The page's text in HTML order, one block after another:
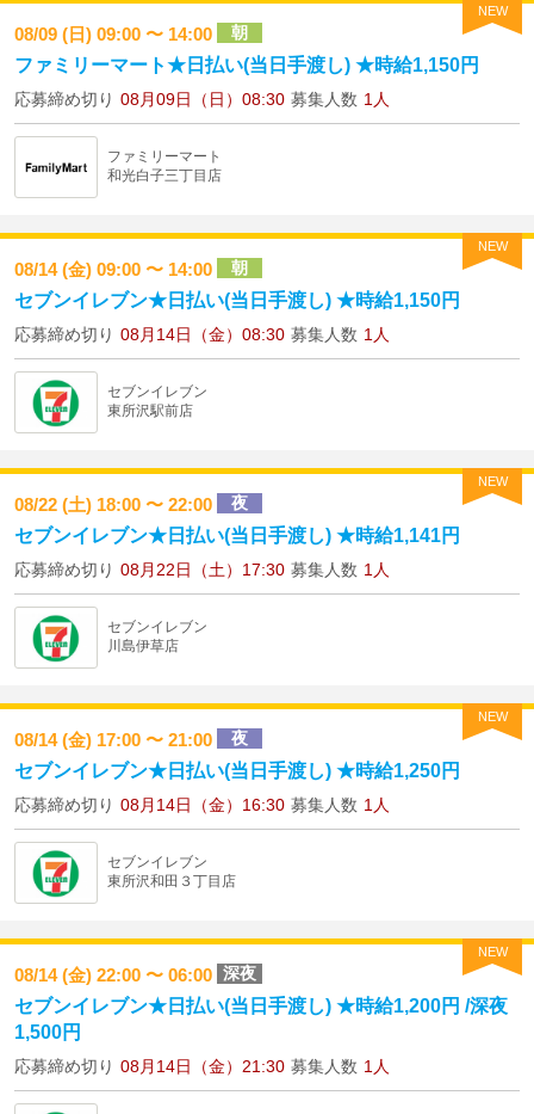
NEW
08/09 (日) 09:00 〜 14:00 朝
ファミリーマート★日払い(当日手渡し) ★時給1,150円
応募締め切り 08月09日（日）08:30 募集人数 1人
ファミリーマート
和光白子三丁目店
NEW
08/14 (金) 09:00 〜 14:00 朝
セブンイレブン★日払い(当日手渡し) ★時給1,150円
応募締め切り 08月14日（金）08:30 募集人数 1人
セブンイレブン
東所沢駅前店
NEW
08/22 (土) 18:00 〜 22:00 夜
セブンイレブン★日払い(当日手渡し) ★時給1,141円
応募締め切り 08月22日（土）17:30 募集人数 1人
セブンイレブン
川島伊草店
NEW
08/14 (金) 17:00 〜 21:00 夜
セブンイレブン★日払い(当日手渡し) ★時給1,250円
応募締め切り 08月14日（金）16:30 募集人数 1人
セブンイレブン
東所沢和田３丁目店
NEW
08/14 (金) 22:00 〜 06:00 深夜
セブンイレブン★日払い(当日手渡し) ★時給1,200円 /深夜
1,500円
応募締め切り 08月14日（金）21:30 募集人数 1人